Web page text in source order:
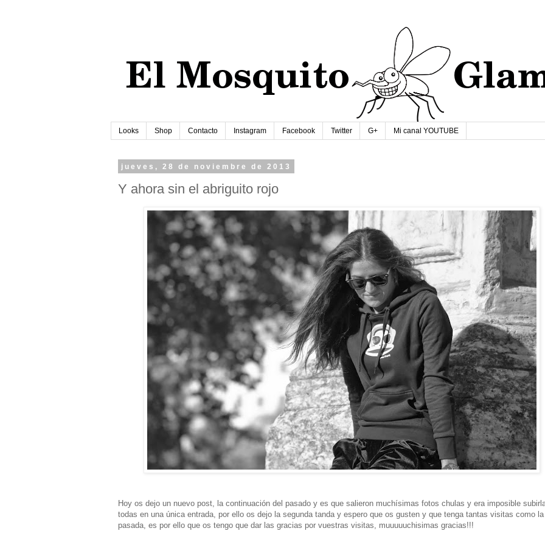
Looks Shop Contacto Instagram Facebook Twitter G+ Mi canal YOUTUBE
jueves, 28 de noviembre de 2013
Y ahora sin el abriguito rojo
Hoy os dejo un nuevo post, la continuación del pasado y es que salieron muchísimas fotos chulas y era imposible
todas en una única entrada, por ello os dejo la segunda tanda y espero que os gusten y que tenga tantas visitas como la
pasada, es por ello que os tengo que dar las gracias por vuestras visitas, muuuuuchisimas gracias!!!